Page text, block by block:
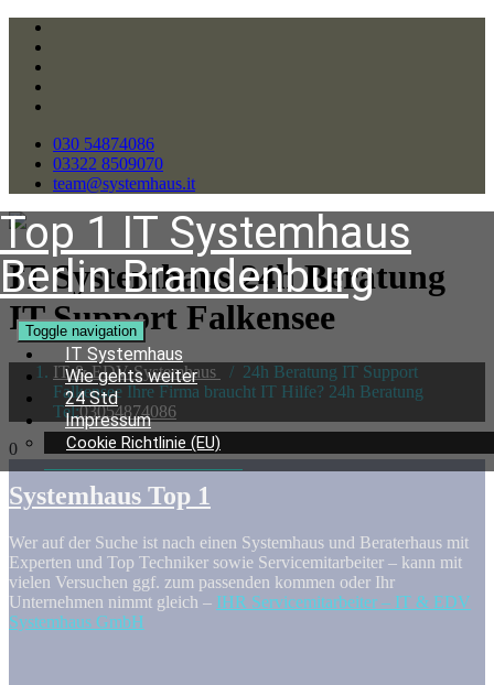
030 54874086
03322 8509070
team@systemhaus.it
Top 1 IT Systemhaus
Berlin Brandenburg
Toggle navigation
IT Systemhaus
Wie gehts weiter
24 Std
Impressum
Cookie Richtlinie (EU)
IT Systemhaus 24h Beratung
IT Support Falkensee
IT & EDV Systemhaus / 24h Beratung IT Support
Falkensee Ihre Firma braucht IT Hilfe? 24h Beratung
Tel:03054874086
0
Systemhaus Top 1
Wer auf der Suche ist nach einen Systemhaus und Beraterhaus mit
Experten und Top Techniker sowie Servicemitarbeiter – kann mit
vielen Versuchen ggf. zum passenden kommen oder Ihr
Unternehmen nimmt gleich – IHR Servicemitarbeiter – IT & EDV
Systemhaus GmbH